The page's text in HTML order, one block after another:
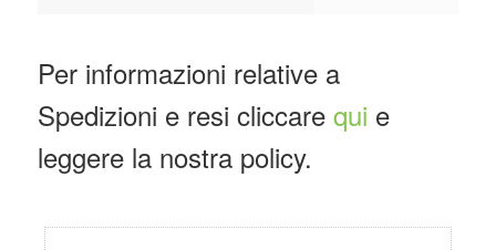
Per informazioni relative a
Spedizioni e resi cliccare qui e
leggere la nostra policy.